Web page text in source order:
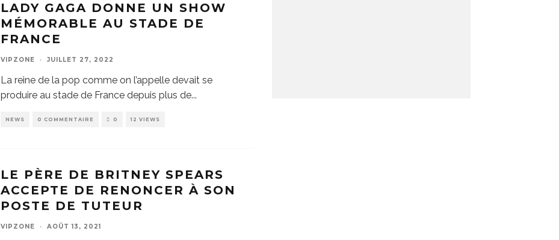
LADY GAGA DONNE UN SHOW
MÉMORABLE AU STADE DE
FRANCE
VIPZONE · JUILLET 27, 2022
La reine de la pop comme on l’appelle devait se
produire au stade de France depuis plus de...
NEWS 0 COMMENTAIRE 0 12 VIEWS
LE PÈRE DE BRITNEY SPEARS
ACCEPTE DE RENONCER À SON
POSTE DE TUTEUR
VIPZONE · AOÛT 13, 2021